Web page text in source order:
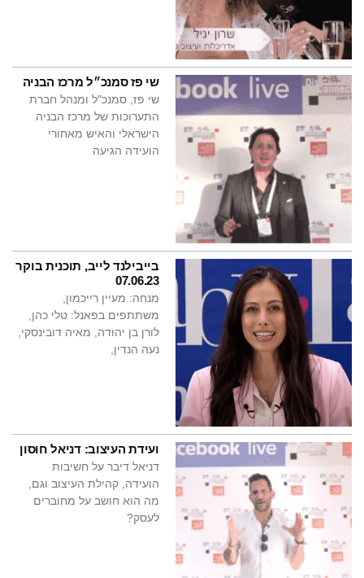
שי פז סמנכ״ל מרכז הבניה
שי פז, סמנכ"ל ומנהל חברת
התערוכות של מרכז הבניה
הישראלי והאיש מאחורי
הועידה הגיעה
בייבילנד לייב, תוכנית בוקר
07.06.23
מנחה: מעיין רייכמון,
משתתפים בפאנל: טלי כהן,
לורן בן יהודה, מאיה דובינסקי,
נעה הנדין,
ועידת העיצוב: דניאל חוסון
דניאל דיבר על חשיבות
הועידה, קהילת העיצוב וגם,
מה הוא חושב על מחוברים
לעסק?